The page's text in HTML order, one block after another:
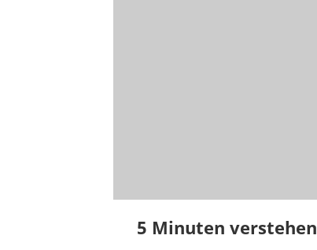
5 Minuten verstehen